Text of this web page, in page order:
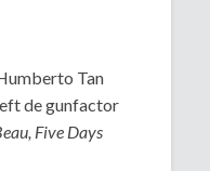
Tan
de gunfactor
Five Days